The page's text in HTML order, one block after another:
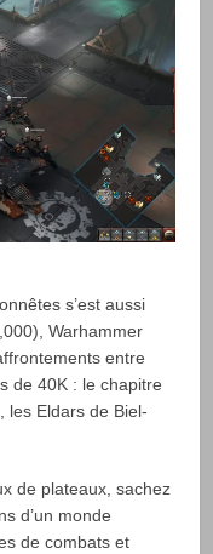
s’est aussi
Warhammer
entre
de 40K : le chapitre
les Eldars de Biel-
de plateaux, sachez
d’un monde
de combats et